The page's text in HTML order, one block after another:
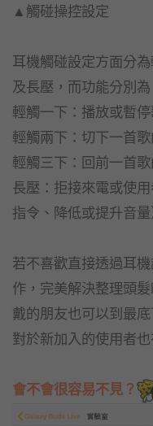
▲觸碰操控設定
耳機觸碰設定方面分
及長壓，而功能分別為
輕觸一下：播放或暫
輕觸兩下：切下一首
輕觸三下：回前一首
長壓：拒接來電或使
指令、降低或提升音量
若不喜歡直接透過耳
作，完美解決整理頭
戴的朋友也可以到最
對於新加入的使用者
會不會很容易不見？